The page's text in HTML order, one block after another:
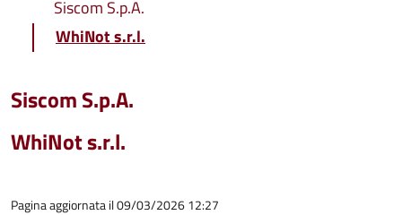
Siscom S.p.A.
WhiNot s.r.l.
Siscom S.p.A.
WhiNot s.r.l.
Pagina aggiornata il 09/03/2026 12:27